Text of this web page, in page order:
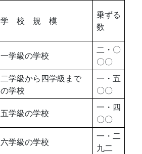
学 校 規 模
乗ずる
数
一学級の学校
二・〇
〇〇
二学級から四学級まで
の学校
一・五
〇〇
五学級の学校
一・四
〇〇
六学級の学校
一・二
九二